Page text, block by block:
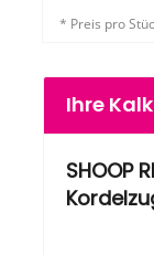
* Preis pro
Ihre
SHOOP